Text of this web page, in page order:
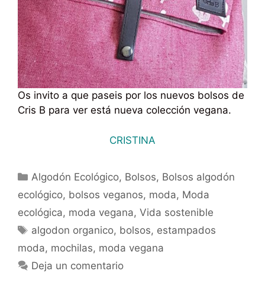
Os invito a que paseis por los nuevos bolsos de
Cris B para ver está nueva colección vegana.
CRISTINA
Algodón Ecológico, Bolsos, Bolsos algodón
ecológico, bolsos veganos, moda, Moda
ecológica, moda vegana, Vida sostenible
algodon organico, bolsos, estampados
moda, mochilas, moda vegana
Deja un comentario